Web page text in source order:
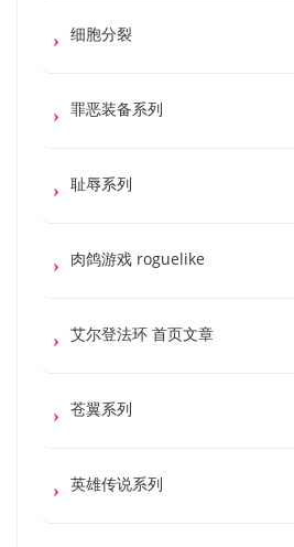
细胞分裂
罪恶装备系列
耻辱系列
肉鸽游戏 roguelike
艾尔登法环 首页文章
苍翼系列
英雄传说系列